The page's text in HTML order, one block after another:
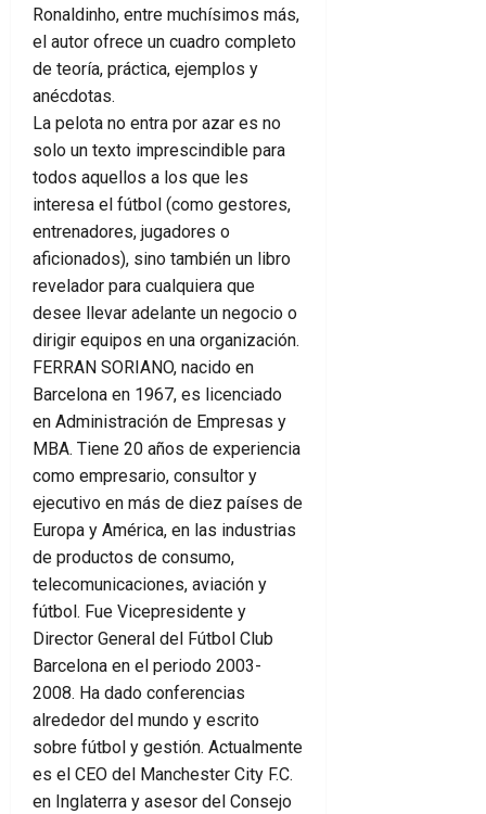
Ronaldinho, entre muchísimos más,
el autor ofrece un cuadro completo
de teoría, práctica, ejemplos y
anécdotas.
La pelota no entra por azar es no
solo un texto imprescindible para
todos aquellos a los que les
interesa el fútbol (como gestores,
entrenadores, jugadores o
aficionados), sino también un libro
revelador para cualquiera que
desee llevar adelante un negocio o
dirigir equipos en una organización.
FERRAN SORIANO, nacido en
Barcelona en 1967, es licenciado
en Administración de Empresas y
MBA. Tiene 20 años de experiencia
como empresario, consultor y
ejecutivo en más de diez países de
Europa y América, en las industrias
de productos de consumo,
telecomunicaciones, aviación y
fútbol. Fue Vicepresidente y
Director General del Fútbol Club
Barcelona en el periodo 2003-
2008. Ha dado conferencias
alrededor del mundo y escrito
sobre fútbol y gestión. Actualmente
es el CEO del Manchester City F.C.
en Inglaterra y asesor del Consejo